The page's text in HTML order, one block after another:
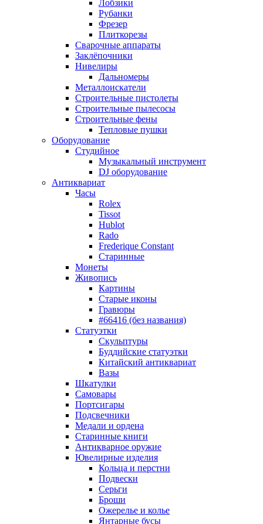
Лобзики
Рубанки
Фрезер
Плиткорезы
Сварочные аппараты
Заклёпочники
Нивелиры
Дальномеры
Металлоискатели
Строительные пистолеты
Строительные пылесосы
Строительные фены
Тепловые пушки
Оборудование
Студийное
Музыкальный инструмент
DJ оборудование
Антиквариат
Часы
Rolex
Tissot
Hublot
Rado
Frederique Constant
Старинные
Монеты
Живопись
Картины
Старые иконы
Гравюры
#66416 (без названия)
Статуэтки
Скульптуры
Буддийские статуэтки
Китайский антиквариат
Вазы
Шкатулки
Самовары
Портсигары
Подсвечники
Медали и ордена
Старинные книги
Антикварное оружие
Ювелирные изделия
Кольца и перстни
Подвески
Серьги
Броши
Ожерелье и колье
Янтарные бусы